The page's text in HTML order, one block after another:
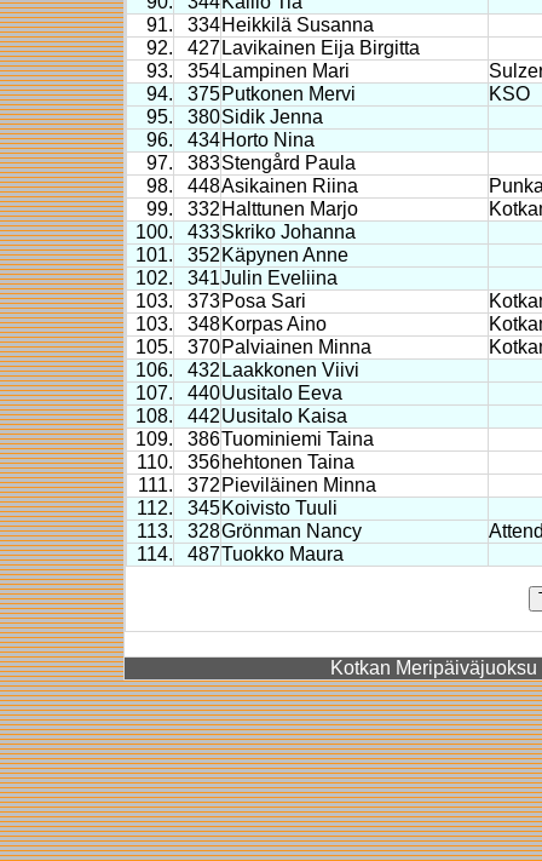
91.
334Heikkilä Susanna
92.
427 Lavikainen Eija Birgitta
93.
354 Lampinen Mari
94.
375Putkonen Mervi
KSO
95.
380Sidik Jenna
96.
434Horto Nina
97.
383Stengård Paula
98.
448Asikainen Riina
99.
332 Halttunen Marjo
100.
433Skriko Johanna
101.
352 Käpynen Anne
102.
341Julin Eveliina
103.
373Posa Sari
103.
348Korpas Aino
105.
370Palviainen Minna
106.
432 Laakkonen Viivi
107.
440Uusitalo Eeva
108.
442Uusitalo Kaisa
109.
386Tuominiemi Taina
110.
356hehtonen Taina
111.
372 Pieviläinen Minna
112.
345Koivisto Tuuli
113.
328Grönman Nancy
114.
487Tuokko Maura
Kotkan